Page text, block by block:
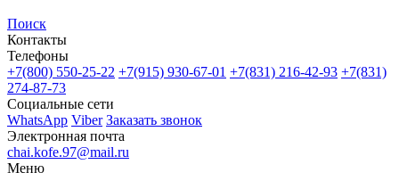
Поиск
Контакты
Телефоны
+7(800) 550-25-22 +7(915) 930-67-01 +7(831) 216-42-93 +7(831)
274-87-73
Социальные сети
WhatsApp Viber Заказать звонок
Электронная почта
chai.kofe.97@mail.ru
Меню